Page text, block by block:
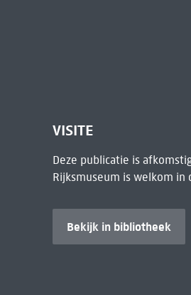
VISITE
Deze publicatie is
Rijksmuseum is welkom in
Bekijk in bibliotheek